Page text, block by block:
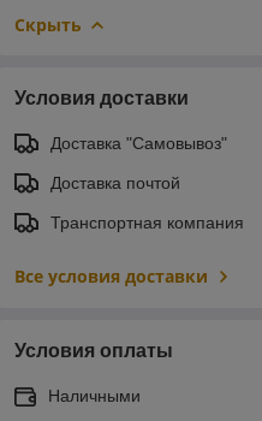
Скрыть
Условия доставки
Доставка "Самовывоз"
Доставка почтой
Транспортная компания
Все условия доставки
Условия оплаты
Наличными